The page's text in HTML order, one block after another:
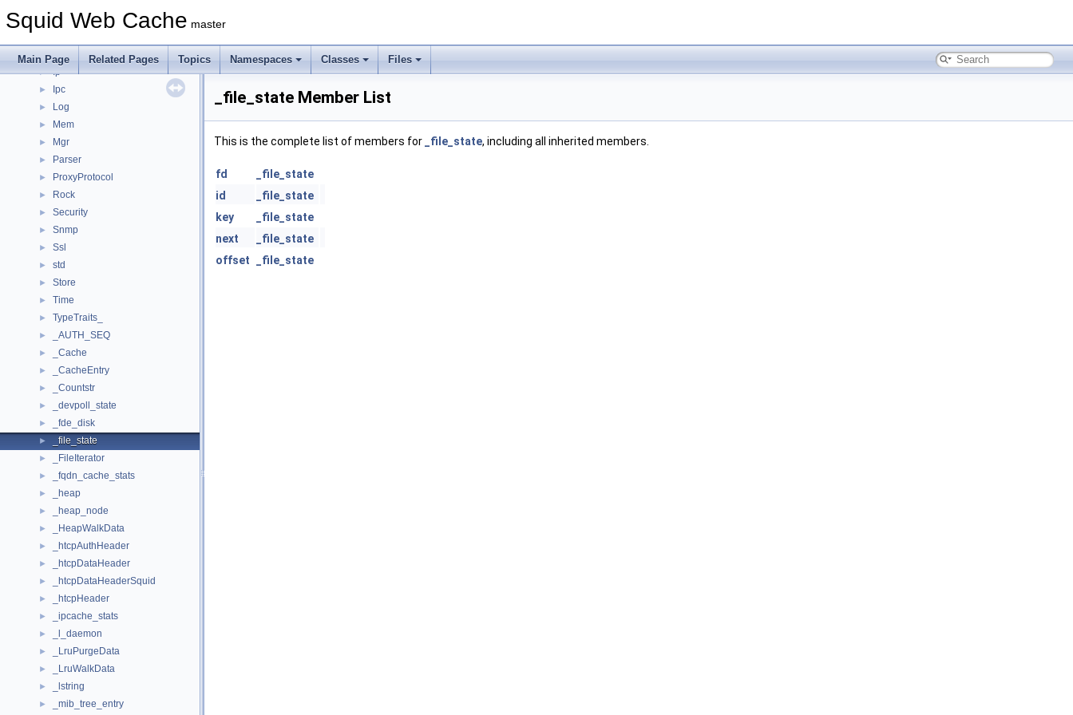
Squid Web Cache master
Main Page Related Pages Topics Namespaces Classes Files
► Ftp
►
► Ip
► Ipc
► Log
► Mem
► Mgr
► Parser
► ProxyProtocol
► Rock
► Security
► Snmp
► Ssl
► std
► Store
► Time
► TypeTraits_
► _AUTH_SEQ
► _Cache
► _CacheEntry
► _Countstr
► _devpoll_state
► _fde_disk
► _file_state
► _FileIterator
► _fqdn_cache_stats
► _heap
► _heap_node
► _HeapWalkData
► _htcpAuthHeader
► _htcpDataHeader
► _htcpDataHeaderSquid
► _htcpHeader
► _ipcache_stats
► _l_daemon
► _LruPurgeData
► _LruWalkData
► _lstring
► _mib_tree_entry
_file_state Member List
This is the complete list of members for _file_state, including all inherited members.
fd
_file_state
id
_file_state
key
_file_state
next
_file_state
offset
_file_state